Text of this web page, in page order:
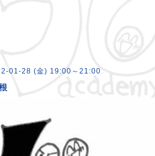
01-28 (金) 19:00～21:00